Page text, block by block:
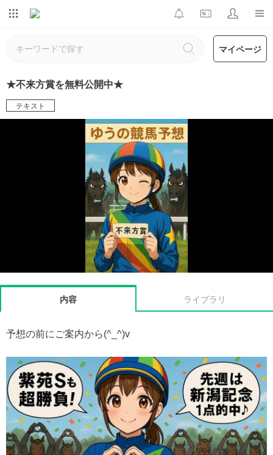
マイページ
★不来方賞を無料公開中★
テキスト
内容 ライブラリ
予想の前にご案内から(^_^)v